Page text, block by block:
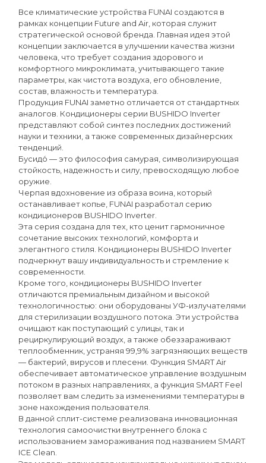
Все климатические устройства FUNAI создаются в
рамках концепции Future and Air, которая служит
стратегической основой бренда. Главная идея этой
концепции заключается в улучшении качества жизни
человека, что требует создания здорового и
комфортного микроклимата, учитывающего такие
параметры, как чистота воздуха, его обновление,
состав, влажность и температура.
Продукция FUNAI заметно отличается от стандартных
аналогов. Кондиционеры серии BUSHIDO Inverter
представляют собой синтез последних достижений
науки и техники, а также современных дизайнерских
тенденций.
Бусидо́ — это философия самурая, символизирующая
стойкость, надежность и силу, превосходящую любое
оружие.
Черпая вдохновение из образа воина, который
останавливает копье, FUNAI разработал серию
кондиционеров BUSHIDO Inverter.
Эта серия создана для тех, кто ценит гармоничное
сочетание высоких технологий, комфорта и
элегантного стиля. Кондиционеры BUSHIDO Inverter
подчеркнут вашу индивидуальность и стремление к
современности.
Кроме того, кондиционеры BUSHIDO Inverter
отличаются премиальным дизайном и высокой
технологичностью: они оборудованы УФ-излучателями
для стерилизации воздушного потока. Эти устройства
очищают как поступающий с улицы, так и
рециркулирующий воздух, а также обеззараживают
теплообменник, устраняя 99,9% загрязняющих веществ
— бактерий, вирусов и плесени. Функция SMART Air
обеспечивает автоматическое управление воздушным
потоком в разных направлениях, а функция SMART Feel
позволяет вам следить за изменениями температуры в
зоне нахождения пользователя.
В данной сплит-системе реализована инновационная
технология самоочистки внутреннего блока с
использованием замораживания под названием SMART
ICE Clean.